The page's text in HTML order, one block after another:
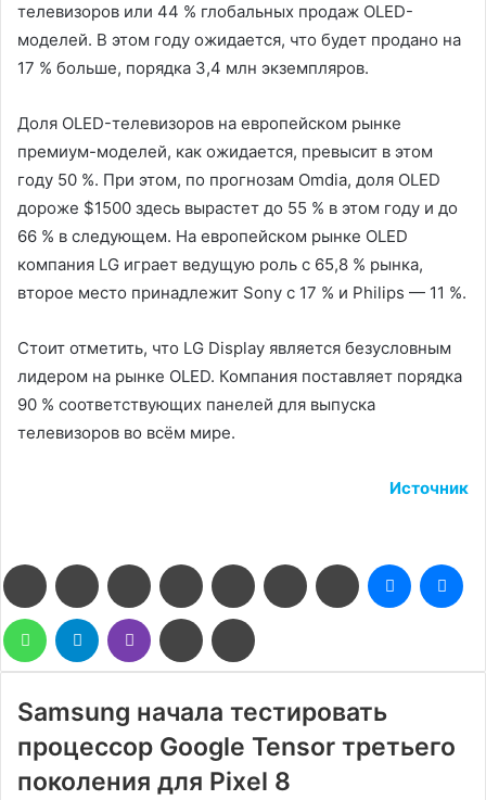
телевизоров или 44 % глобальных продаж OLED-
моделей. В этом году ожидается, что будет продано на
17 % больше, порядка 3,4 млн экземпляров.
Доля OLED-телевизоров на европейском рынке
премиум-моделей, как ожидается, превысит в этом
году 50 %. При этом, по прогнозам Omdia, доля OLED
дороже $1500 здесь вырастет до 55 % в этом году и до
66 % в следующем. На европейском рынке OLED
компания LG играет ведущую роль с 65,8 % рынка,
второе место принадлежит Sony с 17 % и Philips — 11 %.
Стоит отметить, что LG Display является безусловным
лидером на рынке OLED. Компания поставляет порядка
90 % соответствующих панелей для выпуска
телевизоров во всём мире.
Источник
FacebookTwitter LinkedIn Pinterest Reddit ВконтактеОдноклассники
Messenger
WhatsAppTelegram Viber
Поделиться
через
электронную
Samsung начала тестировать
процессор Google Tensor третьего
поколения для Pixel 8